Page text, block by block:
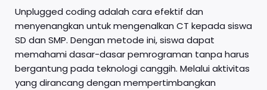
Unplugged coding adalah cara efektif dan
menyenangkan untuk mengenalkan CT kepada siswa
SD dan SMP. Dengan metode ini, siswa dapat
memahami dasar-dasar pemrograman tanpa harus
bergantung pada teknologi canggih. Melalui aktivitas
yang dirancang dengan mempertimbangkan